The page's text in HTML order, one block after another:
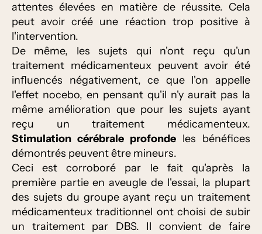
attentes élevées en matière de réussite. Cela
peut avoir créé une réaction trop positive à
l'intervention.
De même, les sujets qui n'ont reçu qu'un
traitement médicamenteux peuvent avoir été
influencés négativement, ce que l'on appelle
l'effet nocebo, en pensant qu'il n'y aurait pas la
même amélioration que pour les sujets ayant
reçu un traitement médicamenteux.
Stimulation cérébrale profonde les bénéfices
démontrés peuvent être mineurs.
Ceci est corroboré par le fait qu'après la
première partie en aveugle de l'essai, la plupart
des sujets du groupe ayant reçu un traitement
médicamenteux traditionnel ont choisi de subir
un traitement par DBS. Il convient de faire